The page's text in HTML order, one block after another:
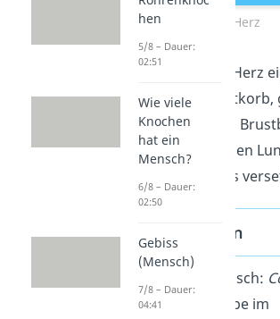
Herz
Aber wo liegt das Herz
findest es im Brustkorb,
gesagt hinter dem
zwischen den beiden
ist leicht nach links
Herz Definition
Das Herz (lateinisch:
muskuläre Pumpe im
hen
5/8 – Dauer:
02:51
Wie viele
Knochen
hat ein
Mensch?
6/8 – Dauer:
02:50
Gebiss
(Mensch)
7/8 – Dauer:
04:41